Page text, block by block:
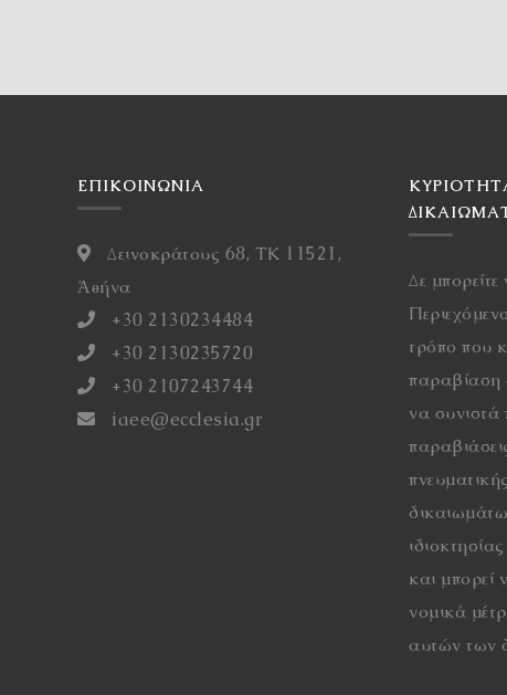
ΕΠΙΚΟΙΝΩΝΙΑ
Δεινοκράτους 68, ΤΚ 11521,
Ἀθήνα
+30 2130234484
+30 2130235720
+30 2107243744
iaee@ecclesia.gr
Δε
τρόπο που
παραβίαση
να
και μπορεί
νομικά
αυτών των